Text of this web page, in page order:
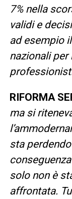
7% nella
validi e
ad esempio
nazionali per
RIFORMA
ma si
sta
solo non è
affrontata.